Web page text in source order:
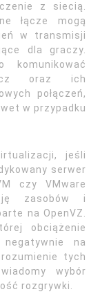
z siecią.
łącze mogą
w transmisji
dla graczy.
komunikować
oraz ich
połączeń,
w przypadku
jeśli
serwer
czy VMware
zasobów i
na OpenVZ.
obciążenie
na
tych
wybór
rozgrywki.